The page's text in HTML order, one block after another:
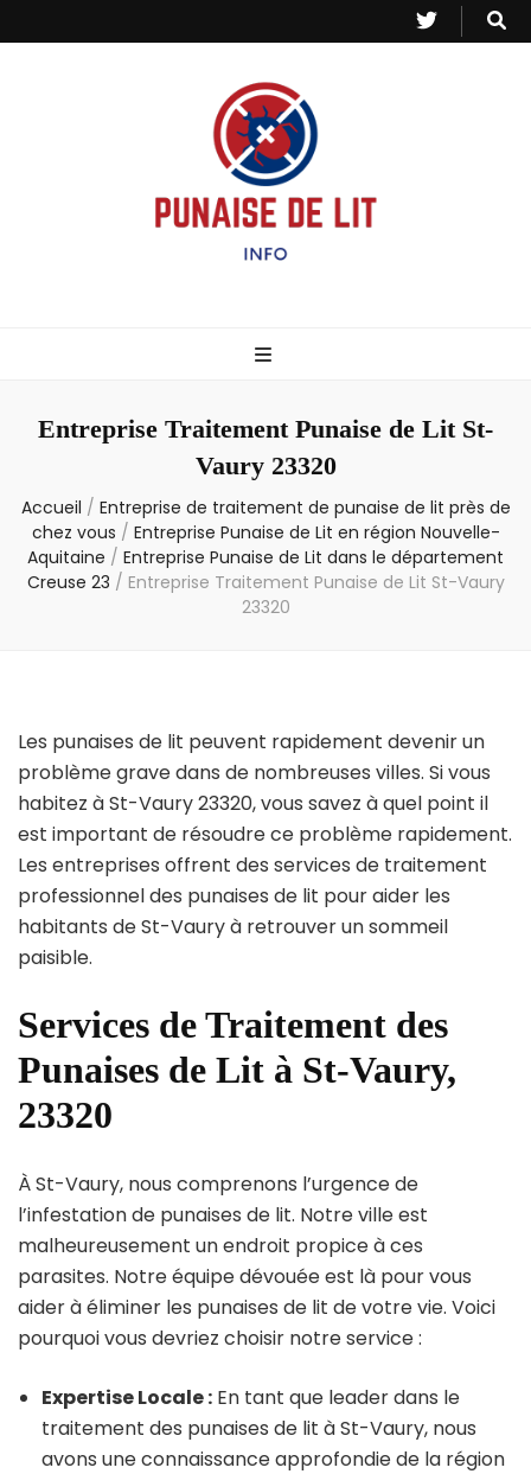
– Info
Entreprise Traitement Punaise de Lit St-
Vaury 23320
Accueil / Entreprise de traitement de punaise de lit près de
chez vous / Entreprise Punaise de Lit en région Nouvelle-
Aquitaine / Entreprise Punaise de Lit dans le département
Creuse 23 / Entreprise Traitement Punaise de Lit St-Vaury
23320
Les punaises de lit peuvent rapidement devenir un
problème grave dans de nombreuses villes. Si vous
habitez à St-Vaury 23320, vous savez à quel point il
est important de résoudre ce problème rapidement.
Les entreprises offrent des services de traitement
professionnel des punaises de lit pour aider les
habitants de St-Vaury à retrouver un sommeil
paisible.
Services de Traitement des
Punaises de Lit à St-Vaury,
23320
À St-Vaury, nous comprenons l’urgence de
l’infestation de punaises de lit. Notre ville est
malheureusement un endroit propice à ces
parasites. Notre équipe dévouée est là pour vous
aider à éliminer les punaises de lit de votre vie. Voici
pourquoi vous devriez choisir notre service :
Expertise Locale : En tant que leader dans le
traitement des punaises de lit à St-Vaury, nous
avons une connaissance approfondie de la région